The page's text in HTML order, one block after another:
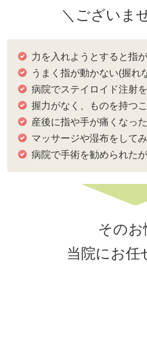
＼ございま
力を入れようとすると指
うまく指が動かない(握れ
病院でステイロイド注射
握力がなく、ものを持つ
産後に指や手が痛くなった
マッサージや湿布をして
病院で手術を勧められた
そのお
当院にお任